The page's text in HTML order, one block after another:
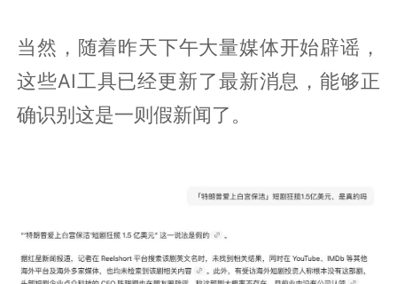
当然，随着昨天下午大量媒体开始辟谣，
这些AI工具已经更新了最新消息，能够正
确识别这是一则假新闻了。